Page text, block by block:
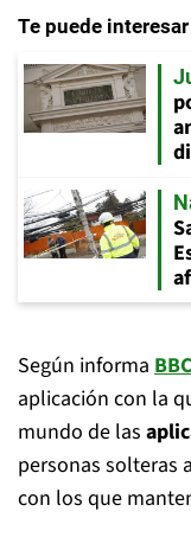
Te puede interesar
Según informa BBC
aplicación con la
mundo de las
personas solteras
con los que